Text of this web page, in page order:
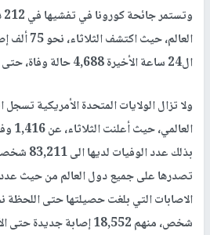
العالم،
ال24 ساعة الأخيرة 4,688 حالة وفاة، حتى الآن.
ولا تزال الولايات المتحدة الأمريكية
بذلك عدد
تصدرها على جميع دول العالم من حيث
شخص، منهم 18,552 إصابة